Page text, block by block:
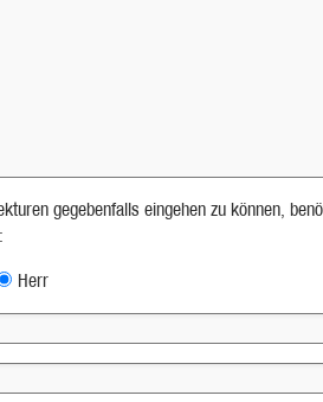
gegebenfalls eingehen zu können,
Herr